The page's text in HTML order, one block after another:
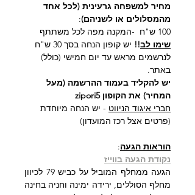
מחיר למשפחה גרעינית (לכל אחד
מהמסלולים או לשניהם):
100 ש"ח  -המקנה מפה לכל משתתף
שימו לב!!
יש קופון הנחה בסך 30 ש"ח
לנרשמים מראש עד יום חמישי (כולל)
באתר.
יש להקליד בעמוד ההרשמה (מעל
המחיר) את הקופון zipori5
חברי איגוד הניווט - יש הנחה מיוחדת
(פרטים אצל רכז המועדון)
הוראות הגעה:
נקודת הגעה בווייז